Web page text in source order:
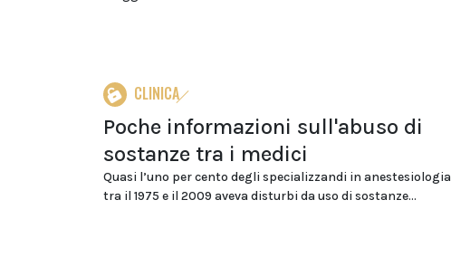
CLINICA
Poche informazioni sull'abuso di
sostanze tra i medici
Quasi l’uno per cento degli specializzandi in anestesiologia
tra il 1975 e il 2009 aveva disturbi da uso di sostanze...